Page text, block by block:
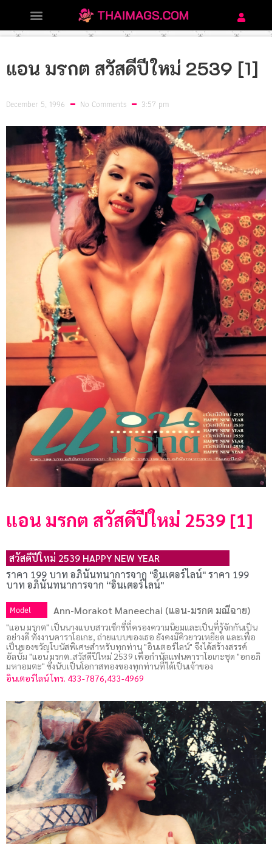
แอน มรกต สวัสดีปีใหม่ 2539 [1]
December 5, 1996 No Comments 3:57 pm
แอน มรกต สวัสดีปีใหม่ 2539 [1]
สวัสดีปีใหม่ 2539 HAPPY NEW YEAR
ราคา 199 บาท อภินันทนาการจาก "อินเตอร์ไลน์" ราคา 199
บาท อภินันทนาการจาก “อินเตอร์ไลน์"
Model Ann-Morakot Maneechai (แอน-มรกต มณีฉาย)
"แอน มรกต" เป็นนางแบบสาวเซ็กซี่ที่ครองความนิยมและเป็นที่รู้จักกันเป็น
อย่างดี ทั้งงานคาราโอเกะ, ถ่ายแบบของเธอ ยังคงมีคิวยาวเหยียด และเพื่อ
เป็นของขวัญโบนัสพิเศษสําหรับทุกท่าน "อินเตอร์ไลน์" จึงได้สร้างสรรค์
อัลบั้ม "แอน มรกต..สวัสดีปีใหม่ 2539 เพื่อกํานัลแฟนคาราโอเกะชุด "อกอภิ
มหาอมตะ" ซึ่งนับเป็นโอกาสทองของทุกท่านที่ได้เป็นเจ้าของ
อินเตอร์ไลน์ โทร. 433-7876,433-4969